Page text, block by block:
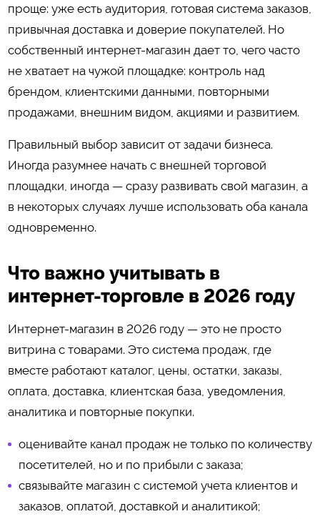
проще: уже есть аудитория, готовая система заказов,
привычная доставка и доверие покупателей. Но
собственный интернет-магазин дает то, чего часто
не хватает на чужой площадке: контроль над
брендом, клиентскими данными, повторными
продажами, внешним видом, акциями и развитием.
Правильный выбор зависит от задачи бизнеса.
Иногда разумнее начать с внешней торговой
площадки, иногда — сразу развивать свой магазин, а
в некоторых случаях лучше использовать оба канала
одновременно.
Что важно учитывать в
интернет-торговле в 2026 году
Интернет-магазин в 2026 году — это не просто
витрина с товарами. Это система продаж, где
вместе работают каталог, цены, остатки, заказы,
оплата, доставка, клиентская база, уведомления,
аналитика и повторные покупки.
оценивайте канал продаж не только по количеству
посетителей, но и по прибыли с заказа;
связывайте магазин с системой учета клиентов и
заказов, оплатой, доставкой и аналитикой;